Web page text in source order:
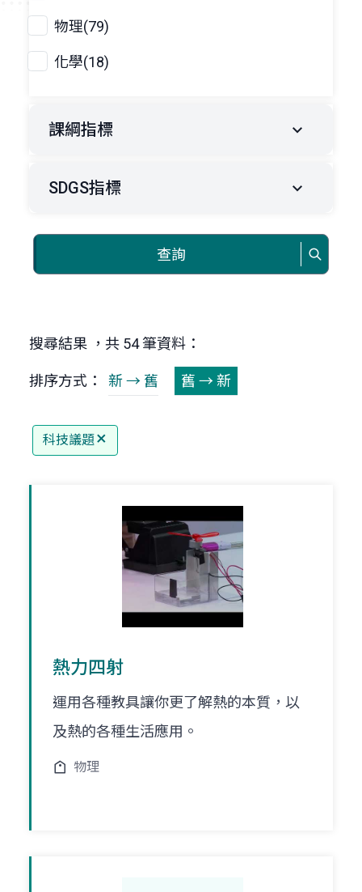
物理(79)
化學(18)
課綱指標
SDGS指標
查詢
搜尋結果 ，共 54 筆資料：
排序方式： 新 → 舊 舊 → 新
科技議題
熱力四射
運用各種教具讓你更了解熱的本質，以
及熱的各種生活應用。
物理